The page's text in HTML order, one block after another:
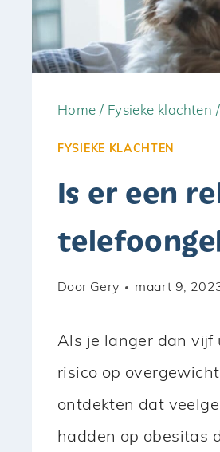
Home / Fysieke klachten /
FYSIEKE KLACHTEN
Is er een
Door Gery maart 9,
Als je langer dan vijf
risico op
ontdekten dat
hadden op obesitas